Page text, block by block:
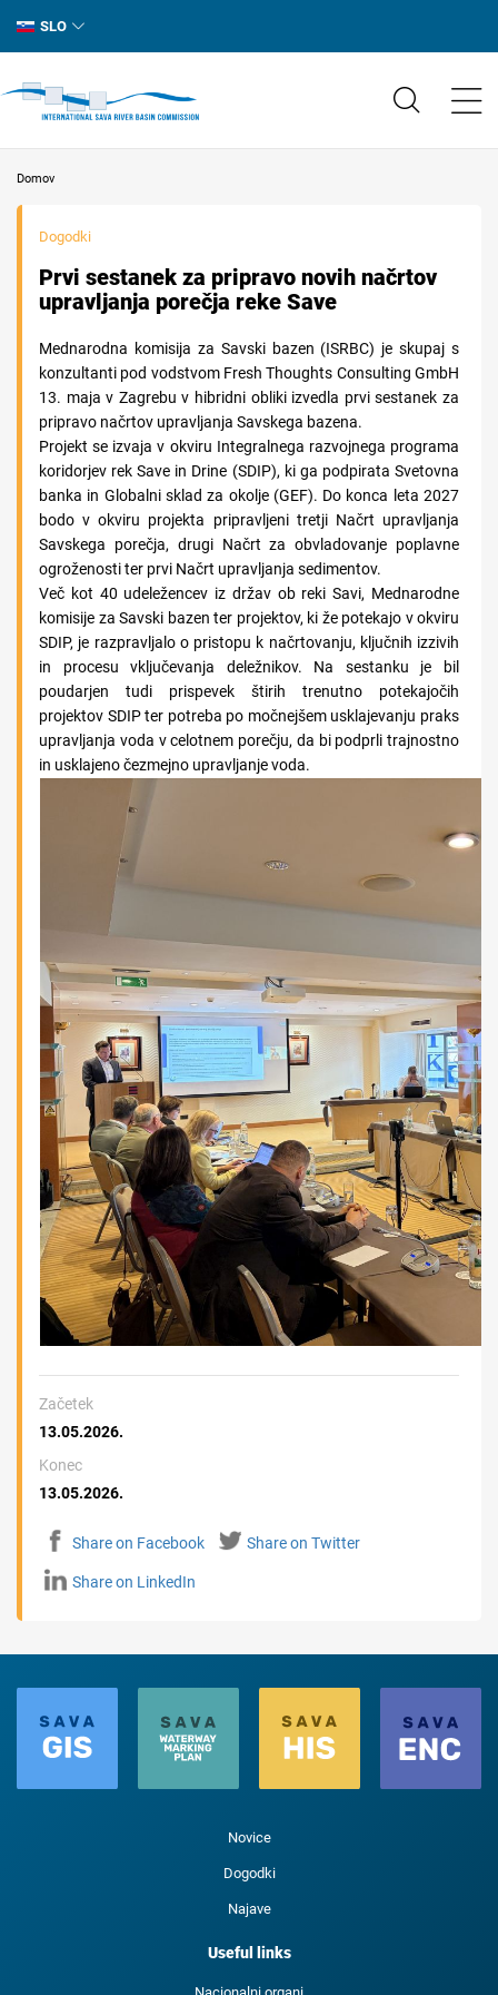
SLO
Domov
Dogodki
Prvi sestanek za pripravo novih načrtov
upravljanja porečja reke Save
Mednarodna komisija za Savski bazen (ISRBC) je skupaj s
konzultanti pod vodstvom Fresh Thoughts Consulting GmbH
13. maja v Zagrebu v hibridni obliki izvedla prvi sestanek za
pripravo načrtov upravljanja Savskega bazena.
Projekt se izvaja v okviru Integralnega razvojnega programa
koridorjev rek Save in Drine (SDIP), ki ga podpirata Svetovna
banka in Globalni sklad za okolje (GEF). Do konca leta 2027
bodo v okviru projekta pripravljeni tretji Načrt upravljanja
Savskega porečja, drugi Načrt za obvladovanje poplavne
ogroženosti ter prvi Načrt upravljanja sedimentov.
Več kot 40 udeležencev iz držav ob reki Savi, Mednarodne
komisije za Savski bazen ter projektov, ki že potekajo v okviru
SDIP, je razpravljalo o pristopu k načrtovanju, ključnih izzivih
in procesu vključevanja deležnikov. Na sestanku je bil
poudarjen tudi prispevek štirih trenutno potekajočih
projektov SDIP ter potreba po močnejšem usklajevanju praks
upravljanja voda v celotnem porečju, da bi podprli trajnostno
in usklajeno čezmejno upravljanje voda.
Začetek
13.05.2026.
Konec
13.05.2026.
Share on Facebook Share on Twitter
Share on LinkedIn
Novice
Dogodki
Najave
Useful links